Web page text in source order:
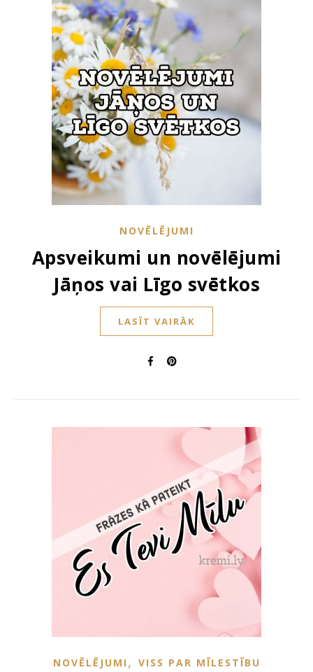
NOVĒLĒJUMI
Apsveikumi un novēlējumi
Jāņos vai Līgo svētkos
LASĪT VAIRĀK
NOVĒLĒJUMI , VISS PAR MĪLESTĪBU